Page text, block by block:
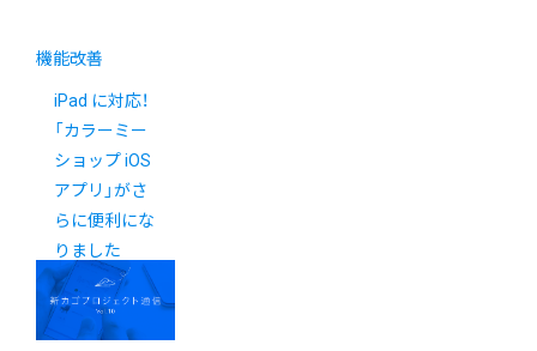
機能改善
iPad に対応！
「カラーミー
ショップ iOS
アプリ」がさ
らに便利にな
りました